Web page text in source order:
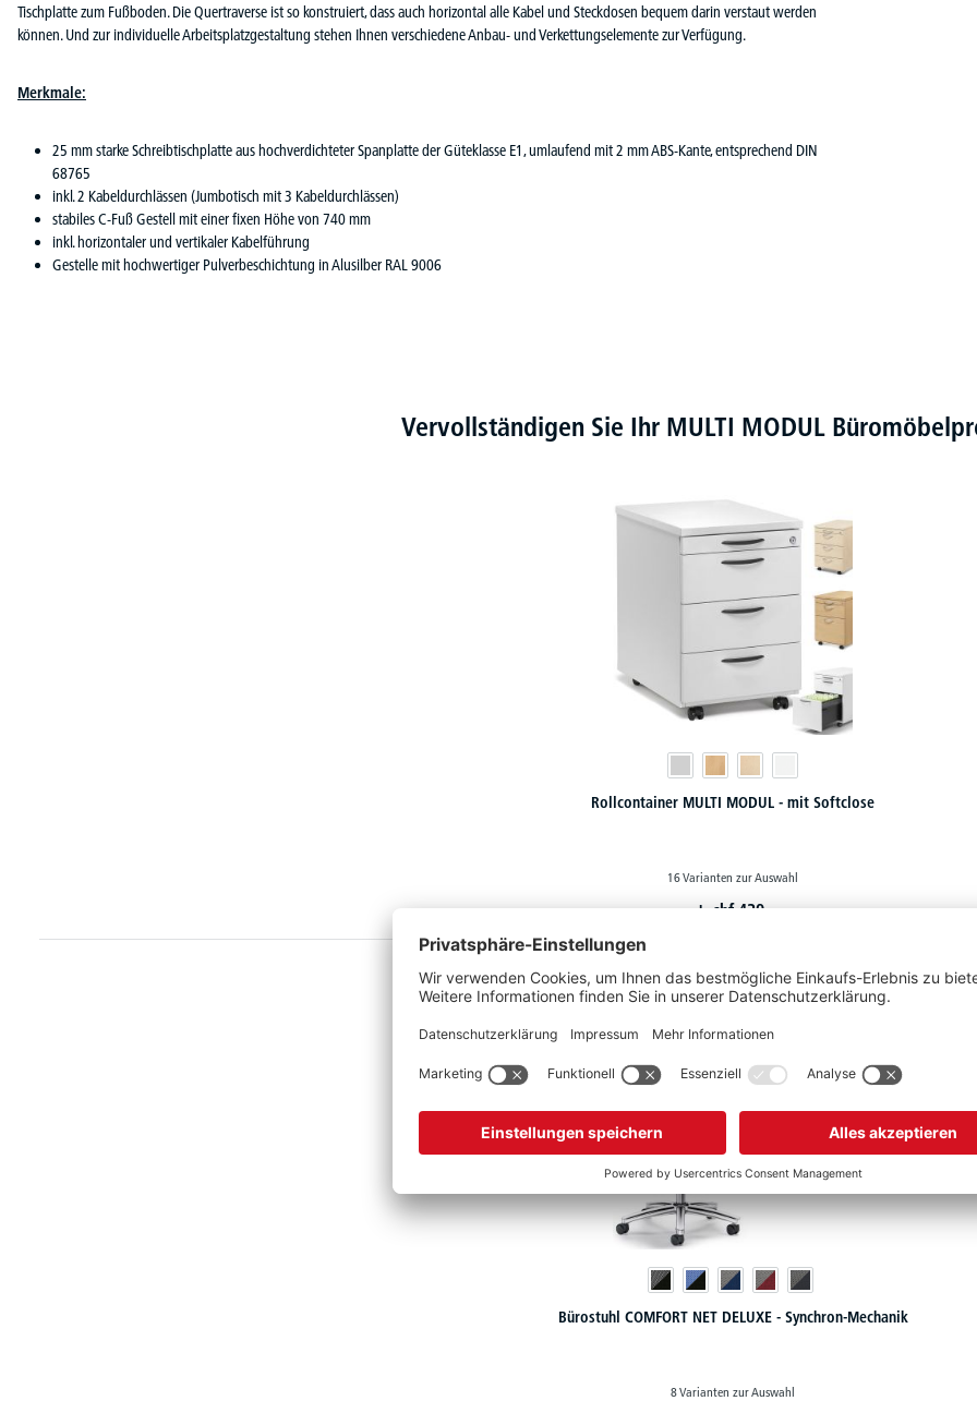
Tischplatte zum Fußboden. Die Quertraverse ist so konstruiert, dass auch horizontal alle Kabel und Steckdosen bequem darin verstaut werden
können. Und zur individuelle Arbeitsplatzgestaltung stehen Ihnen verschiedene Anbau- und Verkettungselemente zur Verfügung.
Merkmale:
25 mm starke Schreibtischplatte aus hochverdichteter Spanplatte der Güteklasse E1, umlaufend mit 2 mm ABS-Kante, entsprechend DIN
68765
inkl. 2 Kabeldurchlässen (Jumbotisch mit 3 Kabeldurchlässen)
stabiles C-Fuß Gestell mit einer fixen Höhe von 740 mm
inkl. horizontaler und vertikaler Kabelführung
Gestelle mit hochwertiger Pulverbeschichtung in Alusilber RAL 9006
Vervollständigen Sie Ihr MULTI MODUL
Rollcontainer MULTI MODUL - mit Softclose
16 Varianten zur Auswahl
ab chf 439,-
Bürostuhl COMFORT NET DELUXE - Synchron-Mechanik
8 Varianten zur Auswahl